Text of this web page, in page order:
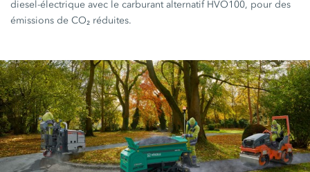
diesel-électrique avec le carburant alternatif HVO100, pour des
émissions de CO₂ réduites.